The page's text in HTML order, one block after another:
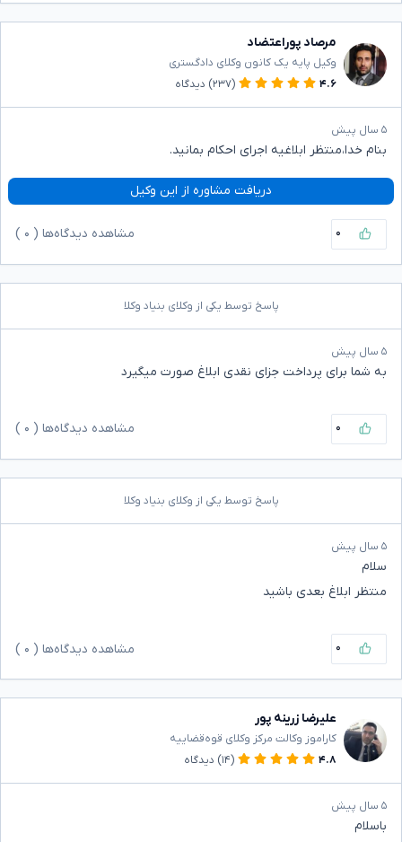
مرصاد پوراعتضاد
وکیل پایه یک کانون وکلای دادگستری
۴.۶
(۲۳۷) دیدگاه
۵ سال پیش
بنام خدا،منتظر ابلاغیه اجرای احکام بمانید.
دریافت مشاوره از این وکیل
۰ مشاهده دیدگاه‌ها ( ۰
پاسخ توسط یکی از وکلای بنیاد وکلا
۵ سال پیش
به شما برای پرداخت جزای نقدی ابلاغ صورت میگیرد
۰ مشاهده دیدگاه‌ها ( ۰
پاسخ توسط یکی از وکلای بنیاد وکلا
۵ سال پیش
سلام
منتظر ابلاغ بعدی باشید
۰ مشاهده دیدگاه‌ها ( ۰
علیرضا زرینه پور
کاراموز وکالت مرکز وکلای قوه‌قضاییه
۴.۸
(۱۴) دیدگاه
۵ سال پیش
باسلام